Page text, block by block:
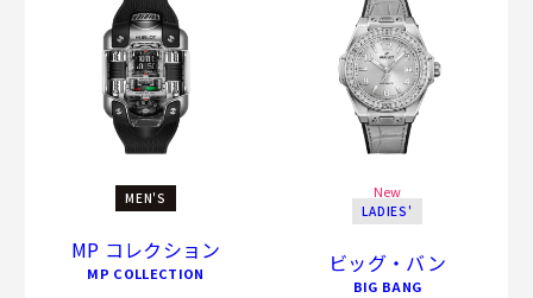
MEN'S
MP コレクション
MP COLLECTION
New
LADIES'
ビッグ・バン
BIG BANG